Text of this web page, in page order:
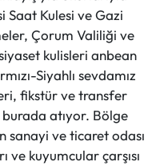
Saat Kulesi ve Gazi
Çorum Valiliği ve
kulisleri anbean
Siyahlı sevdamız
fikstür ve transfer
atıyor. Bölge
sanayi ve ticaret odası
ve kuyumcular çarşısı